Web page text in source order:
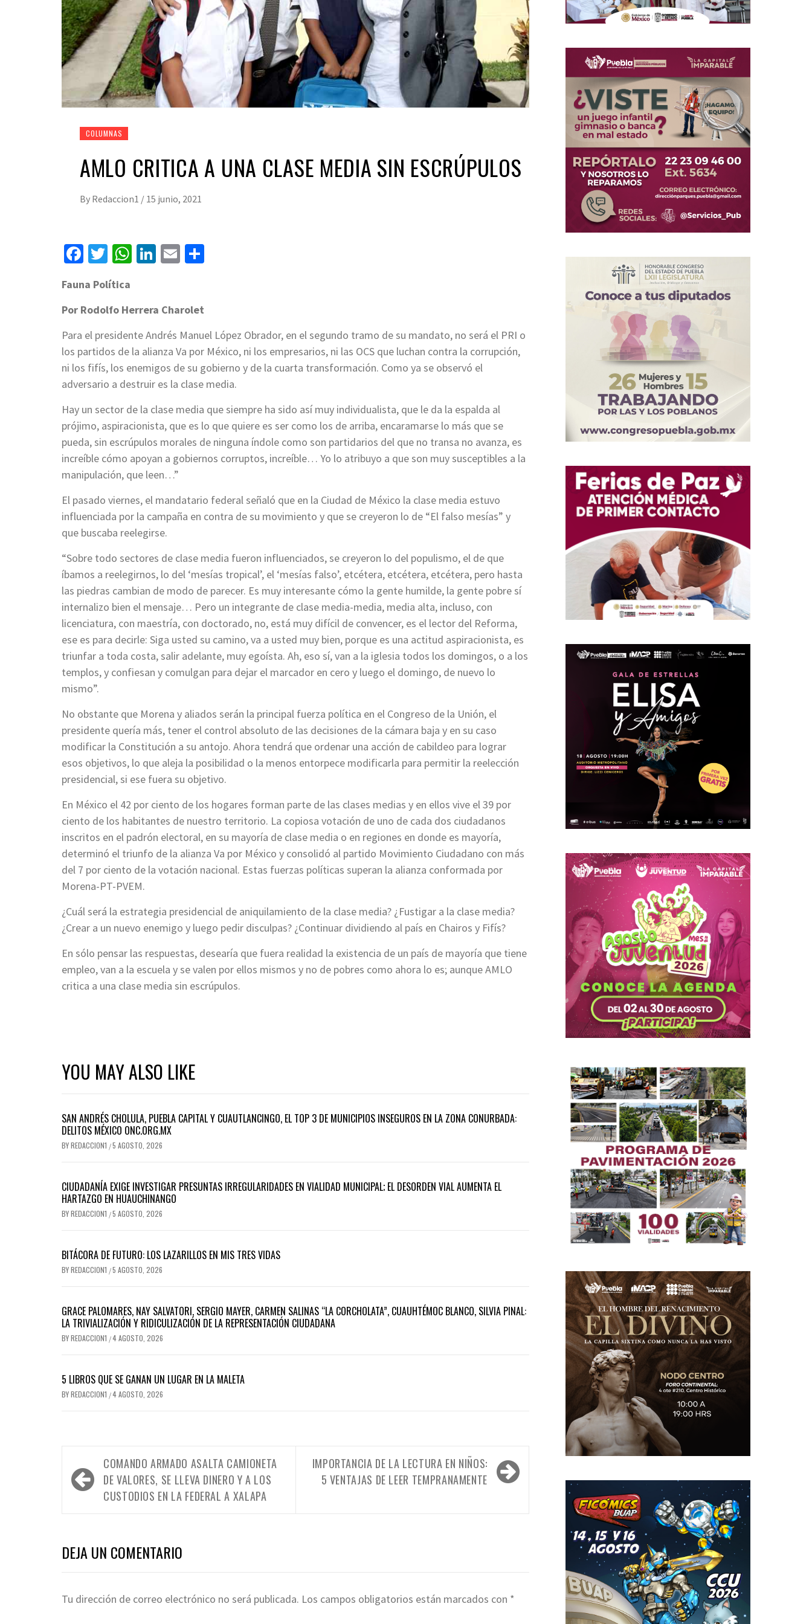
COLUMNAS
AMLO CRITICA A UNA CLASE MEDIA SIN ESCRÚPULOS
By Redaccion1 / 15 junio, 2021
Facebook
Twitter
WhatsApp
LinkedIn
Email
Fauna Política
Por Rodolfo Herrera Charolet
Para el presidente Andrés Manuel López Obrador, en el segundo tramo de su mandato, no será el PRI o
los partidos de la alianza Va por México, ni los empresarios, ni las OCS que luchan contra la corrupción,
ni los fifís, los enemigos de su gobierno y de la cuarta transformación. Como ya se observó el
adversario a destruir es la clase media.
Hay un sector de la clase media que siempre ha sido así muy individualista, que le da la espalda al
prójimo, aspiracionista, que es lo que quiere es ser como los de arriba, encaramarse lo más que se
pueda, sin escrúpulos morales de ninguna índole como son partidarios del que no transa no avanza, es
increíble cómo apoyan a gobiernos corruptos, increíble… Yo lo atribuyo a que son muy susceptibles a la
manipulación, que leen…”
El pasado viernes, el mandatario federal señaló que en la Ciudad de México la clase media estuvo
influenciada por la campaña en contra de su movimiento y que se creyeron lo de “El falso mesías” y
que buscaba reelegirse.
“Sobre todo sectores de clase media fueron influenciados, se creyeron lo del populismo, el de que
íbamos a reelegirnos, lo del ‘mesías tropical’, el ‘mesías falso’, etcétera, etcétera, etcétera, pero hasta
las piedras cambian de modo de parecer. Es muy interesante cómo la gente humilde, la gente pobre sí
internalizo bien el mensaje… Pero un integrante de clase media-media, media alta, incluso, con
licenciatura, con maestría, con doctorado, no, está muy difícil de convencer, es el lector del Reforma,
ese es para decirle: Siga usted su camino, va a usted muy bien, porque es una actitud aspiracionista, es
triunfar a toda costa, salir adelante, muy egoísta. Ah, eso sí, van a la iglesia todos los domingos, o a los
templos, y confiesan y comulgan para dejar el marcador en cero y luego el domingo, de nuevo lo
mismo”.
No obstante que Morena y aliados serán la principal fuerza política en el Congreso de la Unión, el
presidente quería más, tener el control absoluto de las decisiones de la cámara baja y en su caso
modificar la Constitución a su antojo. Ahora tendrá que ordenar una acción de cabildeo para lograr
esos objetivos, lo que aleja la posibilidad o la menos entorpece modificarla para permitir la reelección
presidencial, si ese fuera su objetivo.
En México el 42 por ciento de los hogares forman parte de las clases medias y en ellos vive el 39 por
ciento de los habitantes de nuestro territorio. La copiosa votación de uno de cada dos ciudadanos
inscritos en el padrón electoral, en su mayoría de clase media o en regiones en donde es mayoría,
determinó el triunfo de la alianza Va por México y consolidó al partido Movimiento Ciudadano con más
del 7 por ciento de la votación nacional. Estas fuerzas políticas superan la alianza conformada por
Morena-PT-PVEM.
¿Cuál será la estrategia presidencial de aniquilamiento de la clase media? ¿Fustigar a la clase media?
¿Crear a un nuevo enemigo y luego pedir disculpas? ¿Continuar dividiendo al país en Chairos y Fifís?
En sólo pensar las respuestas, desearía que fuera realidad la existencia de un país de mayoría que tiene
empleo, van a la escuela y se valen por ellos mismos y no de pobres como ahora lo es; aunque AMLO
critica a una clase media sin escrúpulos.
YOU MAY ALSO LIKE
SAN ANDRÉS CHOLULA, PUEBLA CAPITAL Y CUAUTLANCINGO, EL TOP 3 DE MUNICIPIOS INSEGUROS EN LA ZONA CONURBADA:
DELITOS MÉXICO ONC.ORG.MX
BYREDACCION1 /5 AGOSTO, 2026
CIUDADANÍA EXIGE INVESTIGAR PRESUNTAS IRREGULARIDADES EN VIALIDAD MUNICIPAL; EL DESORDEN VIAL AUMENTA EL
HARTAZGO EN HUAUCHINANGO
BYREDACCION1 /5 AGOSTO, 2026
BITÁCORA DE FUTURO: LOS LAZARILLOS EN MIS TRES VIDAS
BYREDACCION1 /5 AGOSTO, 2026
GRACE PALOMARES, NAY SALVATORI, SERGIO MAYER, CARMEN SALINAS “LA CORCHOLATA”, CUAUHTÉMOC BLANCO, SILVIA PINAL:
LA TRIVIALIZACIÓN Y RIDICULIZACIÓN DE LA REPRESENTACIÓN CIUDADANA
BYREDACCION1 /4 AGOSTO, 2026
5 LIBROS QUE SE GANAN UN LUGAR EN LA MALETA
BYREDACCION1 /4 AGOSTO, 2026
Navegación
de
entradas
COMANDO ARMADO ASALTA CAMIONETA
DE VALORES, SE LLEVA DINERO Y A LOS
CUSTODIOS EN LA FEDERAL A XALAPA ­
IMPORTANCIA DE LA LECTURA EN NIÑOS:
5 VENTAJAS DE LEER TEMPRANAMENTE
DEJA UN COMENTARIO
Tu dirección de correo electrónico no será publicada. Los campos obligatorios están marcados con *